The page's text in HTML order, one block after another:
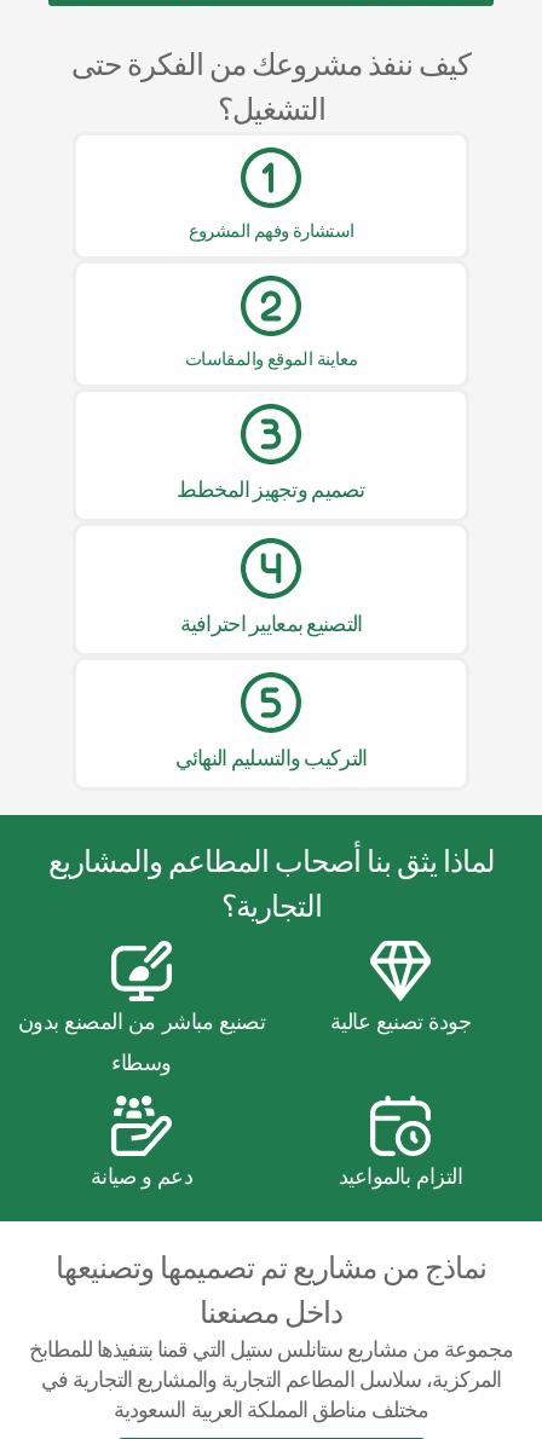
كيف ننفذ مشروعك من الفكرة حتى
التشغيل؟
استشارة وفهم المشروع
معاينة الموقع والمقاسات
تصميم وتجهيز المخطط
التصنيع بمعايير احترافية
التركيب والتسليم النهائي
لماذا يثق بنا أصحاب المطاعم والمشاريع
التجارية؟
جودة تصنيع عالية
تصنيع مباشر من المصنع بدون
وسطاء
التزام بالمواعيد دعم و صيانة
نماذج من مشاريع تم تصميمها وتصنيعها
داخل مصنعنا
مجموعة من مشاريع ستانلس ستيل التي قمنا بتنفيذها للمطابخ
المركزية، سلاسل المطاعم التجارية والمشاريع التجارية في
مختلف مناطق المملكة العربية السعودية